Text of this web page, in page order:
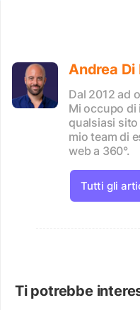
Andrea Di
Dal 2012 ad
Mi occupo di
qualsiasi sito
mio team di
web a 360°.
Tutti gli
Ti potrebbe